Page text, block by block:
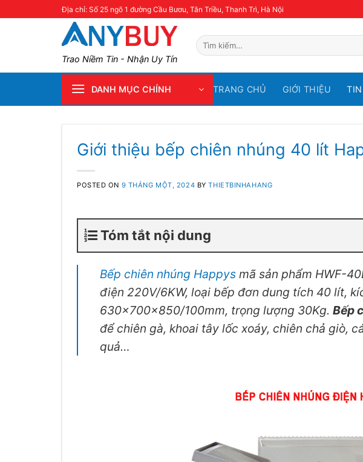
Địa chỉ: Số 25 ngõ 1 đường Cầu Bươu, Tân Triều, Thanh Trì, Hà Nội
Trao Niềm Tin - Nhận Uy Tín
Tìm
kiếm:
DANH MỤC CHÍNH TRANG CHỦ GIỚI THIỆU
Giới thiệu bếp chiên nhúng 40 lít
POSTED ON 9 THÁNG MỘT, 2024 BYTHIETBINHAHANG
Tóm tắt nội dung
Bếp chiên nhúng Happys mã sản phẩm HWF-
điện 220V/6KW, loại bếp đơn dung tích 40 lít,
630x700x850/100mm, trọng lượng 30Kg. Bếp
để chiên gà, khoai tây lốc xoáy, chiên chả giò,
quả…